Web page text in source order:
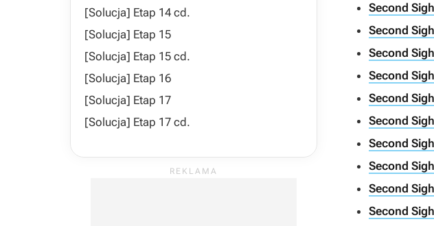
[Solucja] Etap 14 cd.
[Solucja] Etap 15
[Solucja] Etap 15 cd.
[Solucja] Etap 16
[Solucja] Etap 17
[Solucja] Etap 17 cd.
Second
Second
Second
Second
Second
Second
Second
Second
Second
Second